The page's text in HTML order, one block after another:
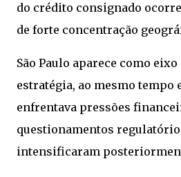
do crédito consignado
de forte concentração
São Paulo aparece como
estratégia, ao mesmo tempo
enfrentava pressões
questionamentos
intensificaram